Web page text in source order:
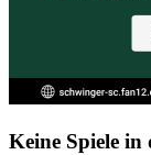
Keine Spiele in